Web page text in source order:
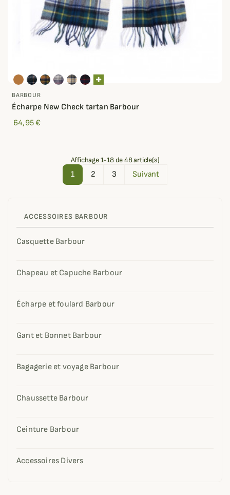
ACCESSOIRES BARBOUR
Casquette Barbour
Chapeau et Capuche Barbour
Écharpe et foulard Barbour
Gant et Bonnet Barbour
Bagagerie et voyage Barbour
Chaussette Barbour
Ceinture Barbour
Accessoires Divers
BARBOUR
Écharpe New Check tartan Barbour
64,95 €
Affichage 1-18 de 48 article(s)
1 2 3 Suivant